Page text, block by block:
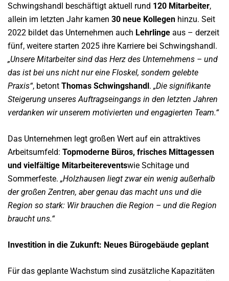
Schwingshandl beschäftigt aktuell rund 120 Mitarbeiter,
allein im letzten Jahr kamen 30 neue Kollegen hinzu. Seit
2022 bildet das Unternehmen auch Lehrlinge aus – derzeit
fünf, weitere starten 2025 ihre Karriere bei Schwingshandl.
„Unsere Mitarbeiter sind das Herz des Unternehmens – und
das ist bei uns nicht nur eine Floskel, sondern gelebte
Praxis“, betont Thomas Schwingshandl. „Die signifikante
Steigerung unseres Auftragseingangs in den letzten Jahren
verdanken wir unserem motivierten und engagierten Team.“
Das Unternehmen legt großen Wert auf ein attraktives
Arbeitsumfeld: Topmoderne Büros, frisches Mittagessen
und vielfältige Mitarbeitereventswie Schitage und
Sommerfeste. „Holzhausen liegt zwar ein wenig außerhalb
der großen Zentren, aber genau das macht uns und die
Region so stark: Wir brauchen die Region – und die Region
braucht uns.“
Investition in die Zukunft: Neues Bürogebäude geplant
Für das geplante Wachstum sind zusätzliche Kapazitäten